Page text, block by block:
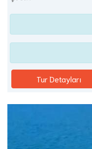
Tur Detayları